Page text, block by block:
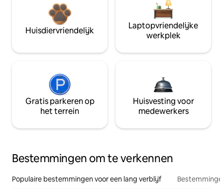
Huisdiervriendelijk
Laptopvriendelijke
werkplek
Gratis parkeren op
het terrein
Huisvesting voor
medewerkers
Bestemmingen om te verkennen
Populaire bestemmingen voor een lang verblijf